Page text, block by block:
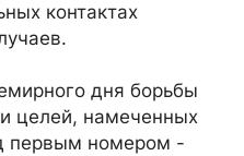
контактах
дня борьбы
целей, намеченных
первым номером -